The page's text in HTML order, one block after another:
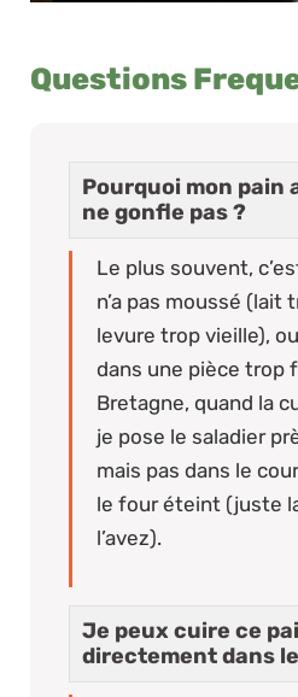
Questions
Pourquoi mon
ne gonfle pas ?
Le plus souvent,
n’a pas moussé (lait
levure trop vieille),
dans une pièce trop
Bretagne, quand la
je pose le saladier
mais pas dans le
le four éteint (juste
l’avez).
Je peux cuire ce
directement dans